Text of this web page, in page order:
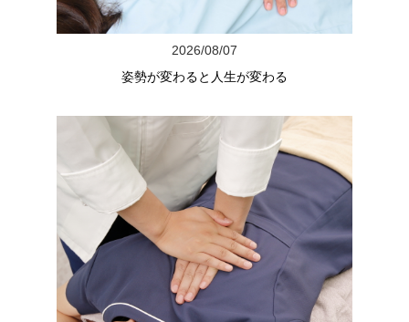
2026/08/07
姿勢が変わると人生が変わる